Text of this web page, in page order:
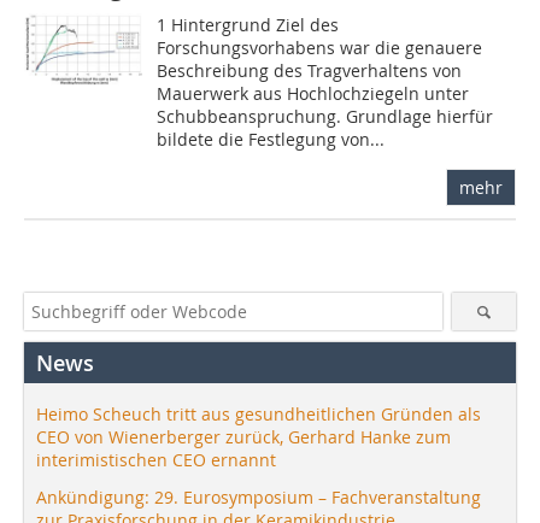
1 Hintergrund Ziel des
Forschungsvorhabens war die genauere
Beschreibung des Tragverhaltens von
Mauerwerk aus Hochlochziegeln unter
Schubbeanspruchung. Grundlage hierfür
bildete die Festlegung von...
mehr
News
Heimo Scheuch tritt aus gesundheitlichen Gründen als
CEO von Wienerberger zurück, Gerhard Hanke zum
interimistischen CEO ernannt
Ankündigung: 29. Eurosymposium – Fachveranstaltung